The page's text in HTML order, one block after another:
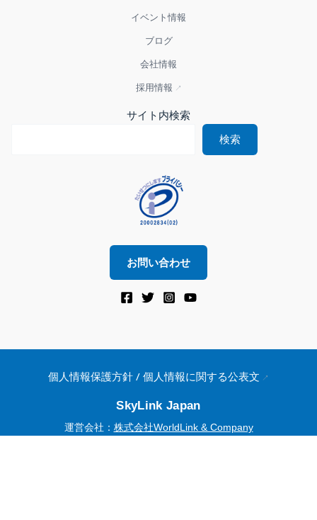
イベント情報
ブログ
会社情報
採用情報
サイト内検索
検索
お問い合わせ
個人情報保護方針 / 個人情報に関する公表文
SkyLink Japan
運営会社： 株式会社WorldLink & Company